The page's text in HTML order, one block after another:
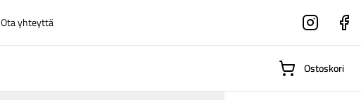
Ota yhteyttä Instagram
Ostoskori